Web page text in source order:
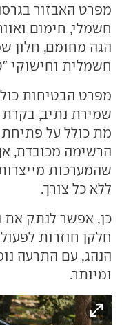
מפרט האבזור
חשמלי, חימום
הגה מחומם, חלון
חשמלית וחישוקי "20.
מפרט הבטיחות
שמירת נתיב,
מת כולל על פתיחת
הרשימה מכובדת,
שהמערכות
ללא כל צורך.
חלקן חוזרות
הנהג, עם התרעה
ומיותר.